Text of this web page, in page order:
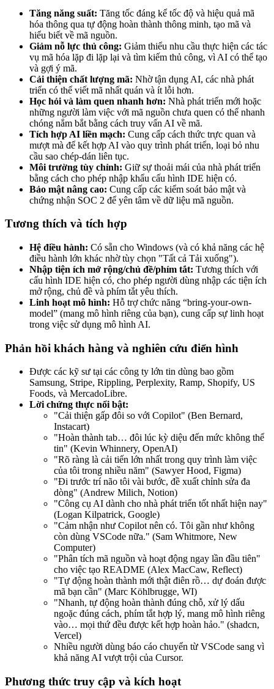
Tăng năng suất: Tăng tốc đáng kể tốc độ và hiệu quả mã
hóa thông qua tự động hoàn thành thông minh, tạo mã và
hiểu biết về mã nguồn.
Giảm nỗ lực thủ công: Giảm thiểu nhu cầu thực hiện các tác
vụ mã hóa lặp đi lặp lại và tìm kiếm thủ công, vì AI có thể tạo
và gợi ý mã.
Cải thiện chất lượng mã: Nhờ tận dụng AI, các nhà phát
triển có thể viết mã nhất quán và ít lỗi hơn.
Học hỏi và làm quen nhanh hơn: Nhà phát triển mới hoặc
những người làm việc với mã nguồn chưa quen có thể nhanh
chóng nắm bắt bằng cách truy vấn AI về mã.
Tích hợp AI liền mạch: Cung cấp cách thức trực quan và
mượt mà để kết hợp AI vào quy trình phát triển, loại bỏ nhu
cầu sao chép-dán liên tục.
Môi trường tùy chỉnh: Giữ sự thoải mái của nhà phát triển
bằng cách cho phép nhập khẩu cấu hình IDE hiện có.
Bảo mật nâng cao: Cung cấp các kiểm soát bảo mật và
chứng nhận SOC 2 để yên tâm về dữ liệu mã nguồn.
Tương thích và tích hợp
Hệ điều hành: Có sẵn cho Windows (và có khả năng các hệ
điều hành lớn khác nhờ tùy chọn "Tất cả Tải xuống").
Nhập tiện ích mở rộng/chủ đề/phím tắt: Tương thích với
cấu hình IDE hiện có, cho phép người dùng nhập các tiện ích
mở rộng, chủ đề và phím tắt yêu thích.
Linh hoạt mô hình: Hỗ trợ chức năng “bring-your-own-
model” (mang mô hình riêng của bạn), cung cấp sự linh hoạt
trong việc sử dụng mô hình AI.
Phản hồi khách hàng và nghiên cứu điển hình
Được các kỹ sư tại các công ty lớn tin dùng bao gồm
Samsung, Stripe, Rippling, Perplexity, Ramp, Shopify, US
Foods, và MercadoLibre.
Lời chứng thực nổi bật:
"Cải thiện gấp đôi so với Copilot" (Ben Bernard,
Instacart)
"Hoàn thành tab… đôi lúc kỳ diệu đến mức không thể
tin" (Kevin Whinnery, OpenAI)
"Rõ ràng là cải tiến lớn nhất trong quy trình làm việc
của tôi trong nhiều năm" (Sawyer Hood, Figma)
"Đi trước trí não tôi vài bước, đề xuất chỉnh sửa đa
dòng" (Andrew Milich, Notion)
"Công cụ AI dành cho nhà phát triển tốt nhất hiện nay"
(Logan Kilpatrick, Google)
"Cảm nhận như Copilot nên có. Tôi gần như không
còn dùng VSCode nữa." (Sam Whitmore, New
Computer)
"Phân tích mã nguồn và hoạt động ngay lần đầu tiên"
cho việc tạo README (Alex MacCaw, Reflect)
"Tự động hoàn thành mới thật điên rồ… dự đoán được
mã bạn cần" (Marc Köhlbrugge, WI)
"Nhanh, tự động hoàn thành đúng chỗ, xử lý dấu
ngoặc đúng cách, phím tắt hợp lý, mang mô hình riêng
vào… mọi thứ đều được kết hợp hoàn hảo." (shadcn,
Vercel)
Nhiều người dùng báo cáo chuyển từ VSCode sang vì
khả năng AI vượt trội của Cursor.
Phương thức truy cập và kích hoạt